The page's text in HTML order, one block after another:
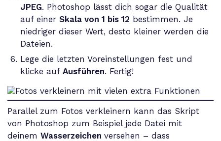
JPEG. Photoshop lässt dich sogar die Qualität
auf einer Skala von 1 bis 12 bestimmen. Je
niedriger dieser Wert, desto kleiner werden die
Dateien.
Lege die letzten Voreinstellungen fest und
klicke auf Ausführen. Fertig!
Parallel zum Fotos verkleinern kann das Skript
von Photoshop zum Beispiel jede Datei mit
deinem Wasserzeichen versehen – dass